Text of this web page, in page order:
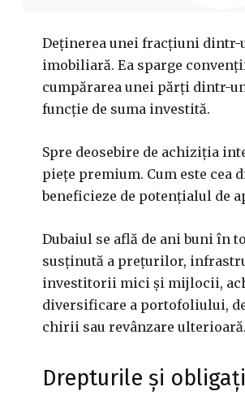
Deținerea unei fracțiuni dintr-
imobiliară. Ea sparge
cumpărarea unei părți dintr-
funcție de suma investită.
Spre deosebire de achiziția
piețe premium. Cum este
beneficieze de potențialul de
Dubaiul se află de ani buni în
susținută a prețurilor,
investitorii mici și mijlocii,
diversificare a portofoliului,
chirii sau revânzare ulterioară.
Drepturile și